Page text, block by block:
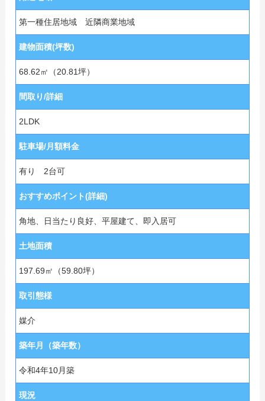
第一種住居地域 近隣商業地域
建物面積(坪数)
68.62㎡（20.81坪）
間取り/詳細
2LDK
駐車場/月額料金
有り 2台可
おすすめポイント(詳細)
角地、日当たり良好、平屋建て、即入居可
土地面積
197.69㎡（59.80坪）
取引態様
媒介
築年月（築年数）
令和4年10月築
現況